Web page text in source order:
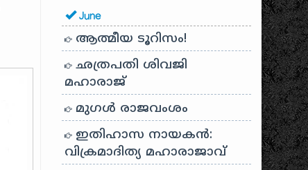
June
ആത്മീയ ടൂറിസം!
ഛത്രപതി ശിവജി
മഹാരാജ്
മുഗൾ രാജവംശം
ഇതിഹാസ നായകൻ:
വിക്രമാദിത്യ മഹാരാജാവ്